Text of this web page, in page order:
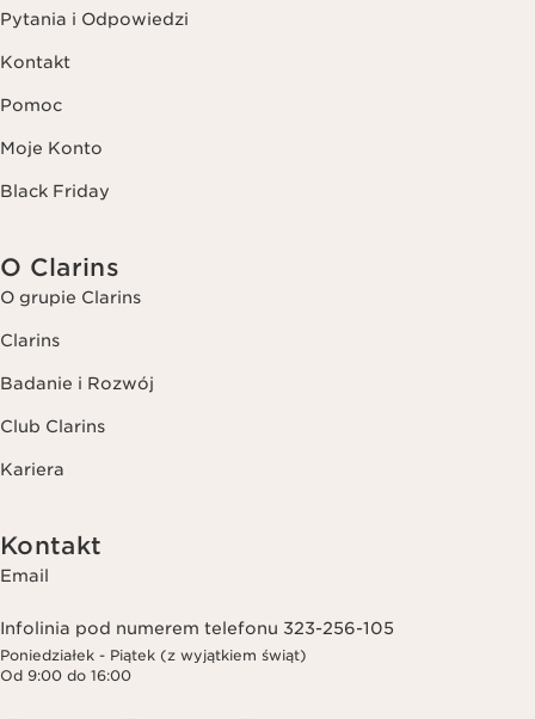
Pytania i Odpowiedzi
Kontakt
Pomoc
Moje Konto
Black Friday
O Clarins
O grupie Clarins
Clarins
Badanie i Rozwój
Club Clarins
Kariera
Kontakt
Email
Infolinia pod numerem telefonu 323-256-105
Poniedziałek - Piątek (z wyjątkiem świąt)
Od 9:00 do 16:00